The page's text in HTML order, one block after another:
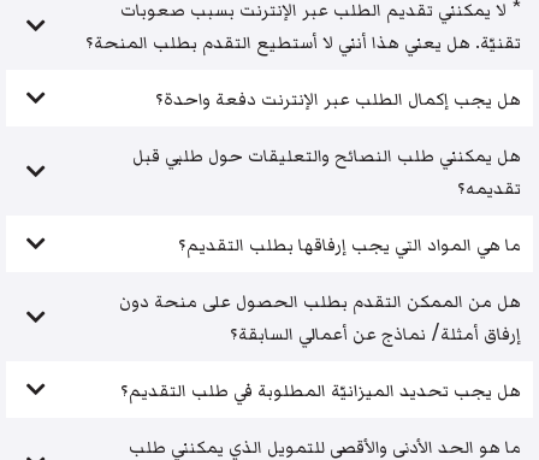
* لا يمكنني تقديم الطلب عبر الإنترنت بسبب صعوبات
تقنيّة. هل يعني هذا أنني لا أستطيع التقدم بطلب المنحة؟
هل يجب إكمال الطلب عبر الإنترنت دفعة واحدة؟
هل يمكنني طلب النصائح والتعليقات حول طلبي قبل
تقديمه؟
ما هي المواد التي يجب إرفاقها بطلب التقديم؟
هل من الممكن التقدم بطلب الحصول على منحة دون
إرفاق أمثلة/ نماذج عن أعمالي السابقة؟
هل يجب تحديد الميزانيّة المطلوبة في طلب التقديم؟
ما هو الحد الأدنى والأقصى للتمويل الذي يمكنني طلب